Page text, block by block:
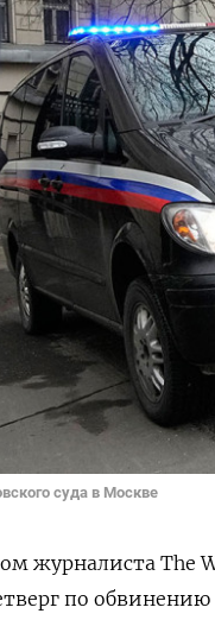
суда в Москве
журналиста The
по